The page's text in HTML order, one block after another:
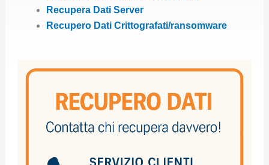
Recupera Dati Server
Recupero Dati Crittografati/ransomware